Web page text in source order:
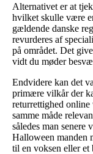
Alternativet er at
hvilket skulle være
gældende danske
revurderes af
på området. Det
vidt du møder
Endvidere kan det
primære vilkår der
returrettighed online
samme måde
således man
Halloween manden
til en voksen eller et